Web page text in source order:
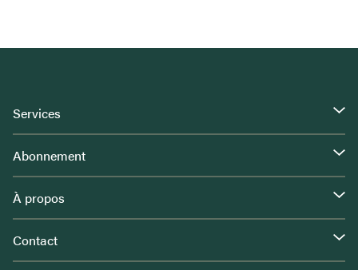
Services
Abonnement
À propos
Contact